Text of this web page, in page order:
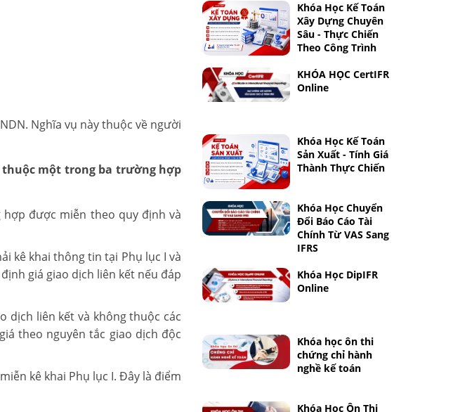
Nghĩa vụ này thuộc về người
một trong ba trường hợp
được miễn theo quy định và
kê khai thông tin tại Phụ lục I và
giá giao dịch liên kết nếu đáp
dịch liên kết và không thuộc các
theo nguyên tắc giao dịch độc
kê khai Phụ lục I. Đây là điểm
Khóa Học Kế Toán
Xây Dựng Chuyên
Sâu - Thực Chiến
Theo Công Trình
KHÓA HỌC CertIFR
Online
Khóa Học Kế Toán
Sản Xuất - Tính Giá
Thành Thực Chiến
Khóa Học Chuyển
Đổi Báo Cáo Tài
Chính Từ VAS Sang
IFRS
Khóa Học DipIFR
Online
Khóa học ôn thi
chứng chỉ hành
nghề kế toán
Khóa Học Ôn Thi